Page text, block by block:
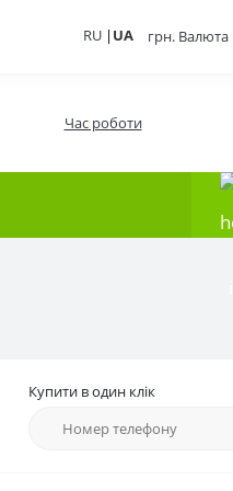
RU | UA грн. Валюта
Час роботи
Купити в один клік